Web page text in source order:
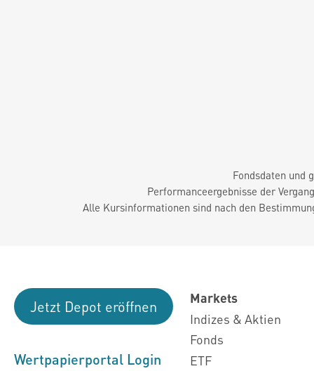
Fondsdaten und
Performanceergebnisse der
Alle Kursinformationen sind nach den
Jetzt Depot eröffnen
Wertpapierportal Login
Markets
Indizes & Aktien
Fonds
ETF